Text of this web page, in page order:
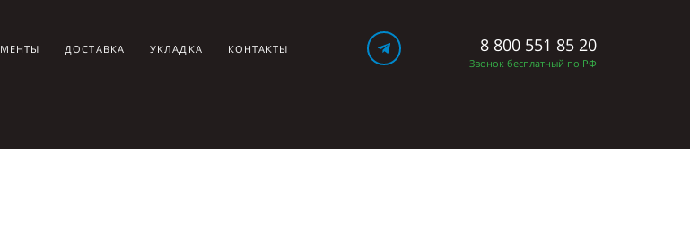
ДОСТАВКА УКЛАДКА КОНТАКТЫ 8 800 551 85 20
Звонок бесплатный по РФ